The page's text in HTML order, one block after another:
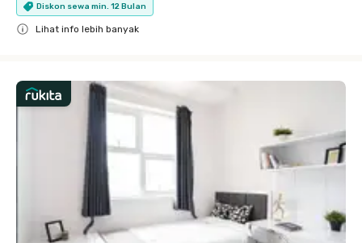
Diskon sewa min. 12 Bulan
Lihat info lebih banyak